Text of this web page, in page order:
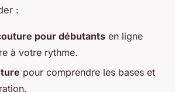
:
pour débutants en ligne
à votre rythme.
pour comprendre les bases et